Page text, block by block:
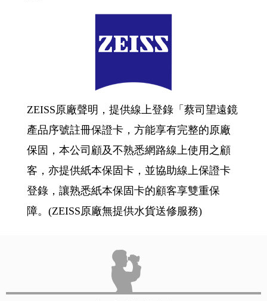
ZEISS原廠聲明，提供線上登錄「蔡司望遠鏡
產品序號註冊保證卡，方能享有完整的原廠
保固，本公司顧及不熟悉網路線上使用之顧
客，亦提供紙本保固卡，並協助線上保證卡
登錄，讓熟悉紙本保固卡的顧客享雙重保
障。(ZEISS原廠無提供水貨送修服務)